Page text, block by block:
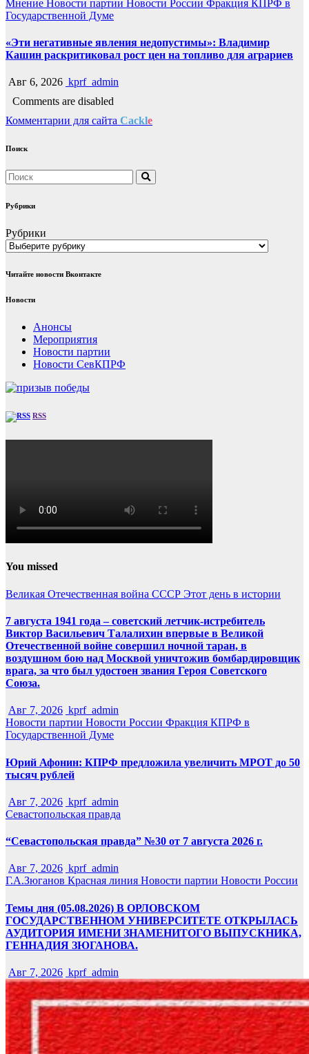
Мнение Новости партии Новости России Фракция КПРФ в
Государственной Думе
«Эти негативные явления недопустимы»: Владимир
Кашин раскритиковал рост цен на топливо для аграриев
Авг 6, 2026 kprf_admin
Comments are disabled
Комментарии для сайта Cackle
Поиск
Рубрики
Рубрики
Читайте новости Вконтакте
Новости
Анонсы
Мероприятия
Новости партии
Новости СевКПРФ
RSS
You missed
Великая Отечественная война СССР Этот день в истории
7 августа 1941 года – советский летчик-истребитель
Виктор Васильевич Талалихин впервые в Великой
Отечественной войне совершил ночной таран, в
воздушном бою над Москвой уничтожив бомбардировщик
врага, за что был удостоен звания Героя Советского
Союза.
Авг 7, 2026 kprf_admin
Новости партии Новости России Фракция КПРФ в
Государственной Думе
Юрий Афонин: КПРФ предложила увеличить МРОТ до 50
тысяч рублей
Авг 7, 2026 kprf_admin
Севастопольская правда
“Севастопольская правда” №30 от 7 августа 2026 г.
Авг 7, 2026 kprf_admin
Г.А.Зюганов Красная линия Новости партии Новости России
Темы дня (05.08.2026) В ОРЛОВСКОМ
ГОСУДАРСТВЕННОМ УНИВЕРСИТЕТЕ ОТКРЫЛАСЬ
АУДИТОРИЯ ИМЕНИ ЗНАМЕНИТОГО ВЫПУСКНИКА,
ГЕННАДИЯ ЗЮГАНОВА.
Авг 7, 2026 kprf_admin